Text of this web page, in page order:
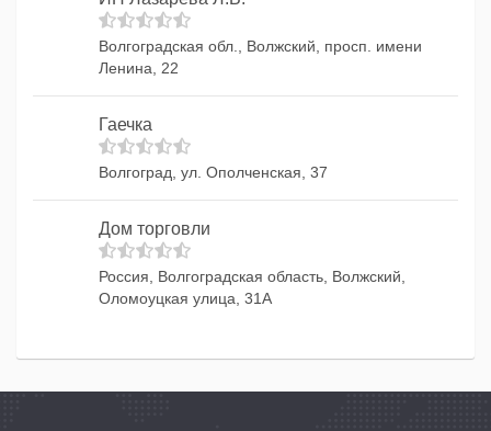
Волгоградская обл., Волжский, просп. имени
Ленина, 22
Гаечка
Волгоград, ул. Ополченская, 37
Дом торговли
Россия, Волгоградская область, Волжский,
Оломоуцкая улица, 31А